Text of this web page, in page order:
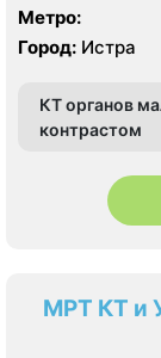
Метро:
Город: Истра
КТ органов
контрастом
МРТ КТ и